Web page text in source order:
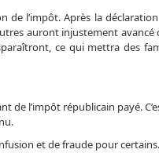
de l’impôt. Après la
auront injustement avancé
ce qui mettra des
de l’impôt républicain payé.
et de fraude pour certains.